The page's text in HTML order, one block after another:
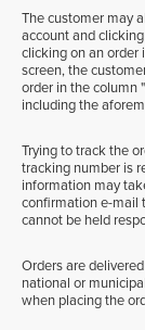
The customer may
account and
clicking on an order
screen, the
order in the column
including the
Trying to track the
tracking number is
information may
confirmation e-mail
cannot be held
Orders are
national or
when placing the